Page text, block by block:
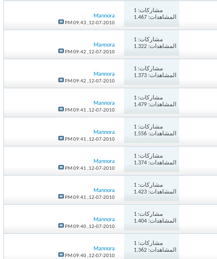
مشاركات:1
المشاهدات: 1.467
Mannora
12-07-2010,
09:43 PM
مشاركات:1
المشاهدات: 1.322
Mannora
12-07-2010,
09:42 PM
مشاركات:1
المشاهدات: 1.373
Mannora
12-07-2010,
09:42 PM
مشاركات:1
المشاهدات: 1.479
Mannora
12-07-2010,
09:41 PM
مشاركات:1
المشاهدات: 1.556
Mannora
12-07-2010,
09:41 PM
مشاركات:1
المشاهدات: 1.374
Mannora
12-07-2010,
09:41 PM
مشاركات:1
المشاهدات: 1.423
Mannora
12-07-2010,
09:41 PM
مشاركات:1
المشاهدات: 1.404
Mannora
12-07-2010,
09:40 PM
مشاركات:1
المشاهدات: 1.362
Mannora
12-07-2010,
09:40 PM